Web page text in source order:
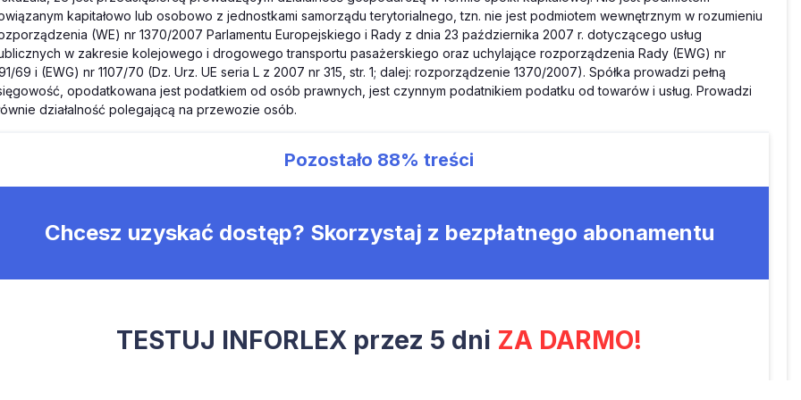
kapitałowo lub osobowo z jednostkami samorządu terytorialnego, tzn. nie jest podmiotem wewnętrznym w rozumieniu
(WE) nr 1370/2007 Parlamentu Europejskiego i Rady z dnia 23 października 2007 r. dotyczącego usług
w zakresie kolejowego i drogowego transportu pasażerskiego oraz uchylające rozporządzenia Rady (EWG) nr
69 i (EWG) nr 1107/70 (Dz. Urz. UE seria L z 2007 nr 315, str. 1; dalej: rozporządzenie 1370/2007). Spółka prowadzi pełną
opodatkowana jest podatkiem od osób prawnych, jest czynnym podatnikiem podatku od towarów i usług. Prowadzi
działalność polegającą na przewozie osób.
Pozostało 88% treści
Chcesz uzyskać dostęp? Skorzystaj z bezpłatnego abonamentu
TESTUJ INFORLEX przez 5 dni ZA DARMO!